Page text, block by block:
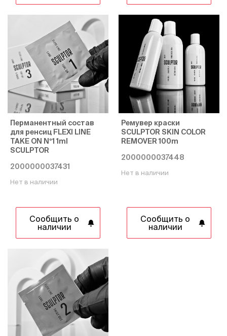
Перманентный состав
для ренсиц FLEXI LINE
TAKE ON Nº1 1ml
SCULPTOR
2000000037431
Нет в наличии
Сообщить о
наличии
Ремувер краски
SCULPTOR SKIN COLOR
REMOVER 100m
2000000037448
Нет в наличии
Сообщить о
наличии